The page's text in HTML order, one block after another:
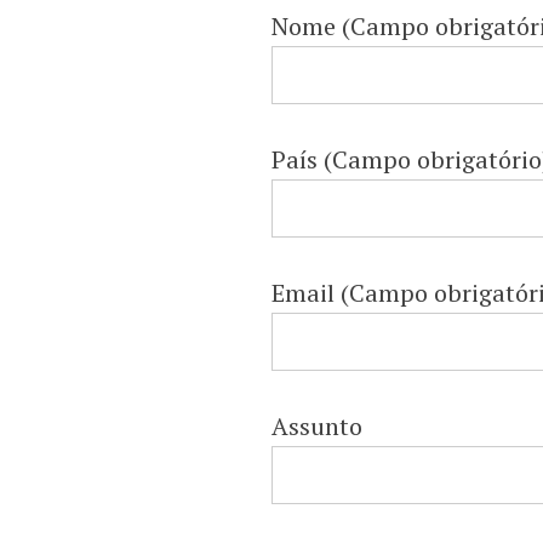
LE
Becoming visible: comparing inclusive
research in Brazil and the UK.
Nome (Campo
País (Campo
Email (Campo
Assunto